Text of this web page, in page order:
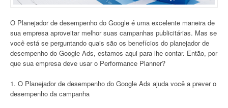
O Planejador de desempenho do Google é uma excelente maneira de
sua empresa aproveitar melhor suas campanhas publicitárias. Mas se
você está se perguntando quais são os benefícios do planejador de
desempenho do Google Ads, estamos aqui para lhe contar. Então, por
que sua empresa deve usar o Performance Planner?
1. O Planejador de desempenho do Google Ads ajuda você a prever o
desempenho da campanha